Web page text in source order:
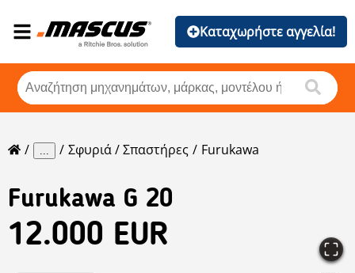
Καταχωρήστε αγγελία!
... Σφυριά / Σπαστήρες Furukawa
Furukawa G 20
12.000 EUR